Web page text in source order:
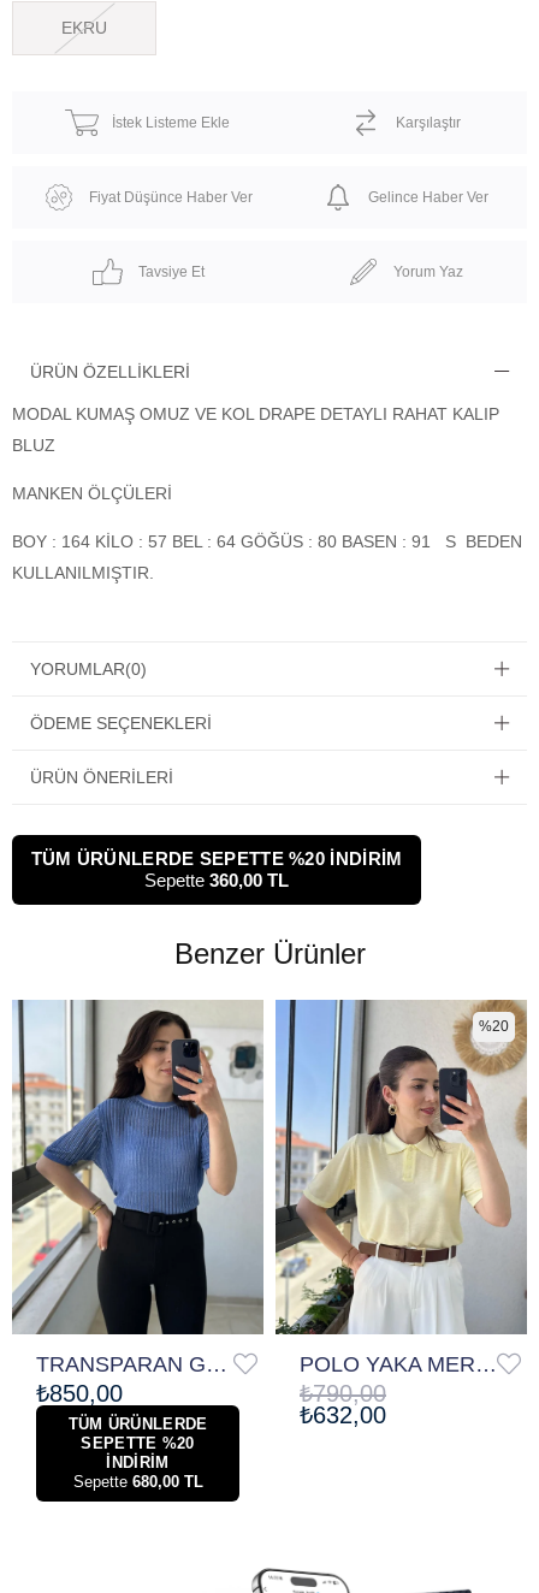
EKRU
İstek Listeme Ekle Karşılaştır
Fiyat Düşünce Haber Ver Gelince Haber Ver
Tavsiye Et Yorum Yaz
ÜRÜN ÖZELLIKLERI
MODAL KUMAŞ OMUZ VE KOL DRAPE DETAYLI RAHAT KALIP
BLUZ
MANKEN ÖLÇÜLERİ
BOY : 164 KİLO : 57 BEL : 64 GÖĞÜS : 80 BASEN : 91 S BEDEN
KULLANILMIŞTIR.
YORUMLAR(0)
ÖDEME SEÇENEKLERI
ÜRÜN ÖNERILERI
TÜM ÜRÜNLERDE SEPETTE %20 İNDİRİM
Sepette 360,00 TL
Benzer Ürünler
TRANSPARAN GÖRÜNÜMLÜ BATİK BOYAMALI TRİKO
₺850,00
TÜM ÜRÜNLERDE
SEPETTE %20
İNDİRİM
Sepette 680,00 TL
POLO YAKA MERSERİZE TRİKO TİŞÖRT
₺632,00
₺790,00
%20